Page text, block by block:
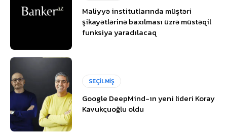
Maliyyə institutlarında müştəri
şikayətlərinə baxılması üzrə müstəqil
funksiya yaradılacaq
SEÇİLMİŞ
Google DeepMind-ın yeni lideri Koray
Kavukçuoğlu oldu